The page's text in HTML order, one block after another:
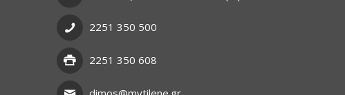
2251 350 500
2251 350 608